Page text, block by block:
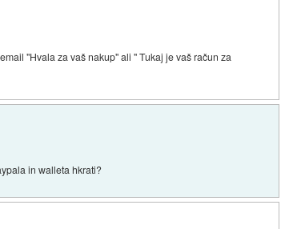
"Hvala za vaš nakup" ali " Tukaj je vaš račun za
in walleta hkrati?